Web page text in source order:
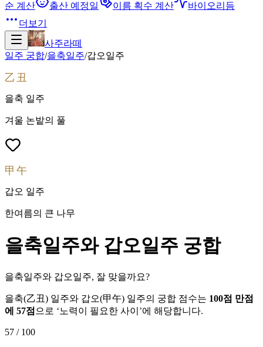
순 계산
출산 예정일 이름 획수 계산
바이오리듬
더보기
사주라떼
일주 궁합/을축일주/갑오일주
乙丑
을축 일주
겨울 논밭의 풀
甲午
갑오 일주
한여름의 큰 나무
을축일주와 갑오일주 궁합
을축일주와 갑오일주, 잘 맞을까요?
을축(乙丑) 일주와 갑오(甲午) 일주의 궁합 점수는 100점 만점
에 57점 으로 ‘노력이 필요한 사이 ’에 해당합니다.
57 / 100